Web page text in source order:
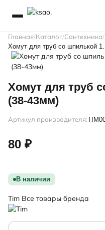
Главная Каталог Сантехника
Хомут для труб со шпилькой
Хомут для труб
(38-43мм)
Артикул производителя:
80 ₽
В наличии
Tim Все товары бренда